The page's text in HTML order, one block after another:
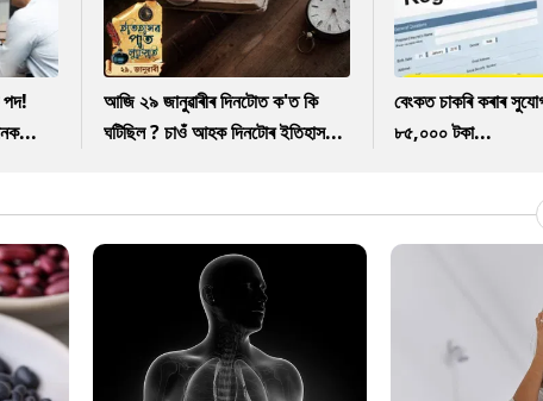
আজি ২৯ জানুৱাৰীৰ দিনটোত ক'ত কি
ঘটিছিল ? চাওঁ আহক দিনটোৰ ইতিহাস...
বেংকত চাকৰি কৰাৰ
৮৫,০০০ টকা...